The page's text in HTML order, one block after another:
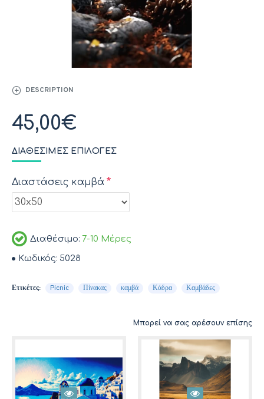
DESCRIPTION
Διαθέσιμο: 7-10 Μέρες
Κωδικός: 5028
45,00€
ΔΙΑΘΈΣΙΜΕΣ ΕΠΙΛΟΓΈΣ
Διαστάσεις καμβά
Ετικέτες: Picnic Πίνακας καμβά Κάδρα Καμβάδες
Μπορεί να σας αρέσουν επίσης